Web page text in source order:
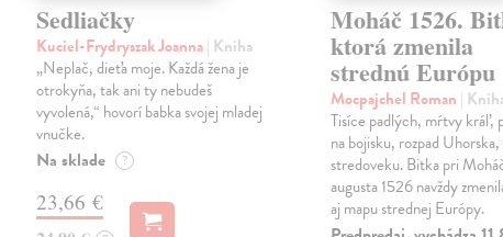
Sedliačky
Kuciel-Frydryszak Joanna| Kniha
„Neplač, dieťa moje. Každá žena je
otrokyňa, tak ani ty nebudeš
vyvolená,“ hovorí babka svojej mladej
vnučke.
Na sklade ?
23,66 €
Moháč 1526.
ktorá zmenila
strednú Európu
Mocpajchel Roman |
Tisíce padlých, mŕtvy kráľ,
na bojisku, rozpad
stredoveku. Bitka pri
augusta 1526 navždy
aj mapu strednej Európy.